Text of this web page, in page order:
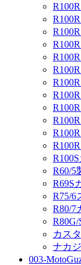
R60/5
R69S
R75/6
R80/7
カス
ナカ
003-